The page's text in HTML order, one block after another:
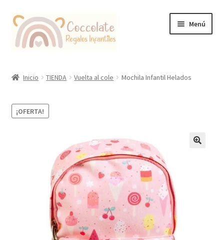
Ir
la
Ir
contenido
Menú
Inicio TIENDA Vuelta al cole Mochila Infantil Helados
¡OFERTA!